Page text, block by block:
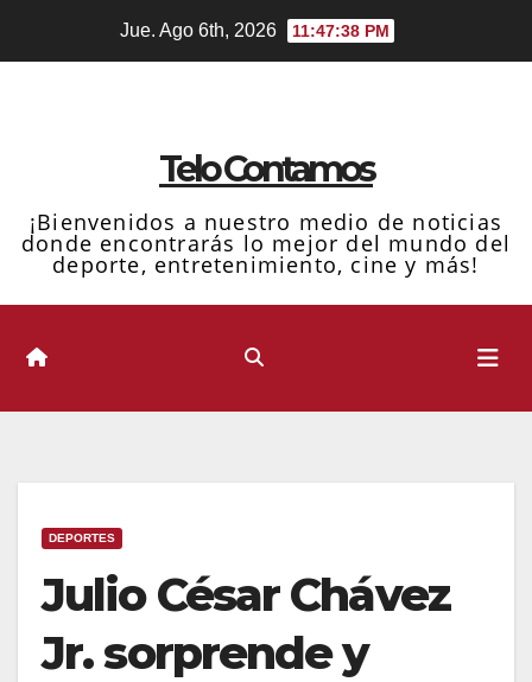
Jue. Ago 6th, 2026 11:47:38 PM
Telo Contamos
¡Bienvenidos a nuestro medio de noticias
donde encontrarás lo mejor del mundo del
deporte, entretenimiento, cine y más!
DEPORTES
Julio César Chávez
Jr. sorprende y